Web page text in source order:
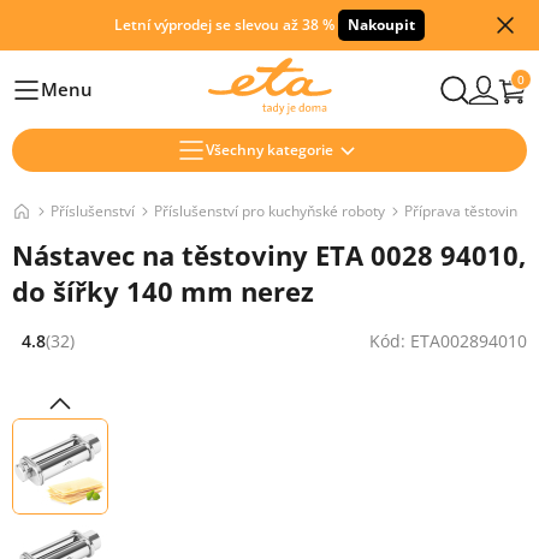
Letní výprodej se slevou až 38 % Nakoupit
HlavníMenu 0
Všechny kategorie
Příslušenství Příslušenství pro kuchyňské roboty Příprava těstovin
Nástavec na těstoviny ETA 0028 94010,
do šířky 140 mm nerez
Hodnocení: 4.8 z 5 (32 recenzí)
4.8(32) Kód: ETA002894010